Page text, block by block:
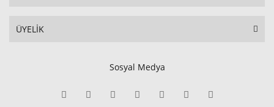
ÜYELİK
Sosyal Medya